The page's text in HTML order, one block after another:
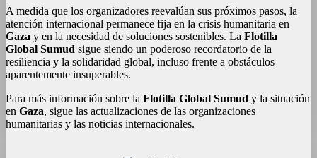
A medida que los organizadores reevalúan sus próximos pasos, la
atención internacional permanece fija en la crisis humanitaria en
Gaza y en la necesidad de soluciones sostenibles. La Flotilla
Global Sumud sigue siendo un poderoso recordatorio de la
resiliencia y la solidaridad global, incluso frente a obstáculos
aparentemente insuperables.
Para más información sobre la Flotilla Global Sumud y la situación
en Gaza, sigue las actualizaciones de las organizaciones
humanitarias y las noticias internacionales.